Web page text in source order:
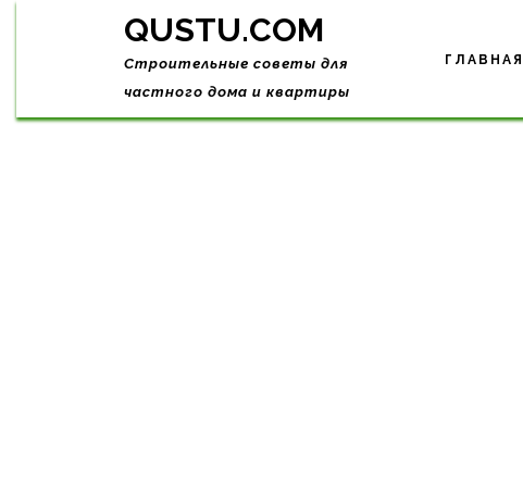
Skip
QUSTU.COM
Строительные советы для
частного дома и квартиры
ГЛАВНАЯ